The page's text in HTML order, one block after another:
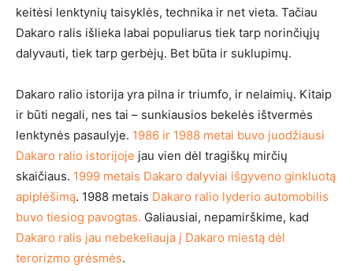
keitėsi lenktynių taisyklės, technika ir net vieta. Tačiau
Dakaro ralis išlieka labai populiarus tiek tarp norinčiųjų
dalyvauti, tiek tarp gerbėjų. Bet būta ir suklupimų.
Dakaro ralio istorija yra pilna ir triumfo, ir nelaimių. Kitaip
ir būti negali, nes tai – sunkiausios bekelės ištvermės
lenktynės pasaulyje. 1986 ir 1988 metai buvo juodžiausi
Dakaro ralio istorijoje jau vien dėl tragiškų mirčių
skaičiaus. 1999 metais Dakaro dalyviai išgyveno ginkluotą
apiplėšimą. 1988 metais Dakaro ralio lyderio automobilis
buvo tiesiog pavogtas. Galiausiai, nepamirškime, kad
Dakaro ralis jau nebekeliauja į Dakaro miestą dėl
terorizmo grėsmės.